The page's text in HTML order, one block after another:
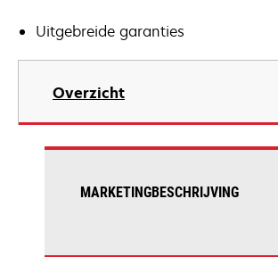
Uitgebreide garanties
Overzicht
MARKETINGBESCHRIJVING